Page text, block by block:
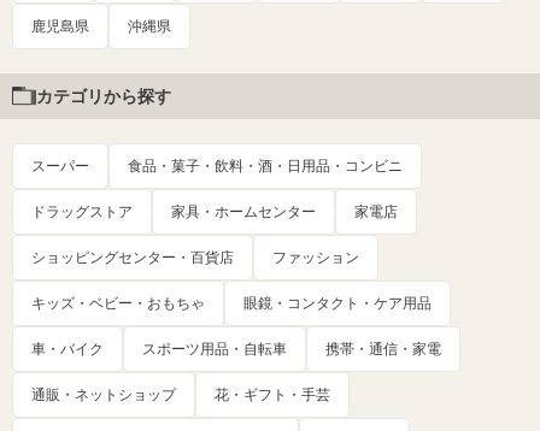
鹿児島県 沖縄県
カテゴリから探す
スーパー 食品・菓子・飲料・酒・日用品・コンビニ
ドラッグストア 家具・ホームセンター 家電店
ショッピングセンター・百貨店 ファッション
キッズ・ベビー・おもちゃ 眼鏡・コンタクト・ケア用品
車・バイク スポーツ用品・自転車 携帯・通信・家電
通販・ネットショップ 花・ギフト・手芸